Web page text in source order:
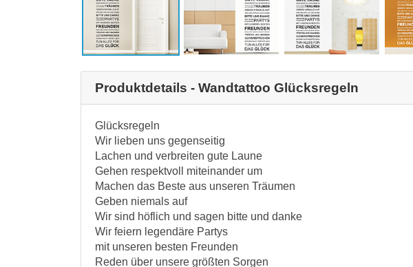
Produktdetails - Wandtattoo Glücksregeln
Glücksregeln
Wir lieben uns gegenseitig
Lachen und verbreiten gute Laune
Gehen respektvoll miteinander um
Machen das Beste aus unseren Träumen
Geben niemals auf
Wir sind höflich und sagen bitte und danke
Wir feiern legendäre Partys
mit unseren besten Freunden
Reden über unsere größten Sorgen